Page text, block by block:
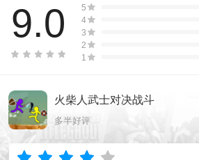
9.0
5
4
3
2
1
火柴人武士对决战斗
多半好评